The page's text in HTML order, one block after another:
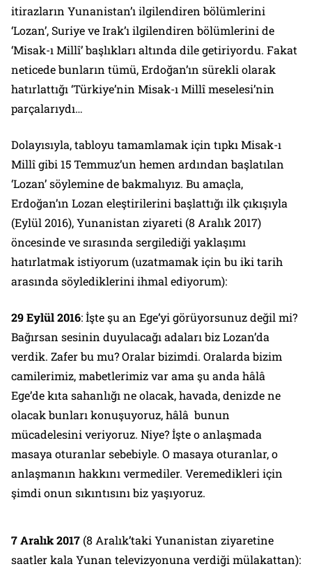
itirazların Yunanistan’ı ilgilendiren bölümlerini
‘Lozan’, Suriye ve Irak’ı ilgilendiren bölümlerini de
‘Misak-ı Millî’ başlıkları altında dile getiriyordu. Fakat
neticede bunların tümü, Erdoğan’ın sürekli olarak
hatırlattığı ‘Türkiye’nin Misak-ı Millî meselesi’nin
parçalarıydı…
Dolayısıyla, tabloyu tamamlamak için tıpkı Misak-ı
Millî gibi 15 Temmuz’un hemen ardından başlatılan
‘Lozan’ söylemine de bakmalıyız. Bu amaçla,
Erdoğan’ın Lozan eleştirilerini başlattığı ilk çıkışıyla
(Eylül 2016), Yunanistan ziyareti (8 Aralık 2017)
öncesinde ve sırasında sergilediği yaklaşımı
hatırlatmak istiyorum (uzatmamak için bu iki tarih
arasında söylediklerini ihmal ediyorum):
29 Eylül 2016:İşte şu an Ege’yi görüyorsunuz değil mi?
Bağırsan sesinin duyulacağı adaları biz Lozan’da
verdik. Zafer bu mu? Oralar bizimdi. Oralarda bizim
camilerimiz, mabetlerimiz var ama şu anda hâlâ
Ege’de kıta sahanlığı ne olacak, havada, denizde ne
olacak bunları konuşuyoruz, hâlâ bunun
mücadelesini veriyoruz. Niye? İşte o anlaşmada
masaya oturanlar sebebiyle. O masaya oturanlar, o
anlaşmanın hakkını vermediler. Veremedikleri için
şimdi onun sıkıntısını biz yaşıyoruz.
7 Aralık 2017(8 Aralık’taki Yunanistan ziyaretine
saatler kala Yunan televizyonuna verdiği mülakattan):